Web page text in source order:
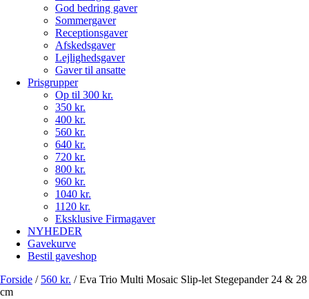
God bedring gaver
Sommergaver
Receptionsgaver
Afskedsgaver
Lejlighedsgaver
Gaver til ansatte
Prisgrupper
Op til 300 kr.
350 kr.
400 kr.
560 kr.
640 kr.
720 kr.
800 kr.
960 kr.
1040 kr.
1120 kr.
Eksklusive Firmagaver
NYHEDER
Gavekurve
Bestil gaveshop
Forside / 560 kr. /Eva Trio Multi Mosaic Slip-let Stegepander 24 & 28
cm